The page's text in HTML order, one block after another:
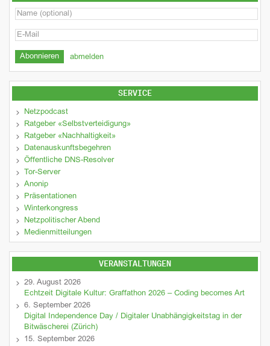
abmelden
SERVICE
Netzpodcast
Ratgeber «Selbstverteidigung»
Ratgeber «Nachhaltigkeit»
Datenauskunftsbegehren
Öffentliche DNS-Resolver
Tor-Server
Anonip
Präsentationen
Winterkongress
Netzpolitischer Abend
Medienmitteilungen
VERANSTALTUNGEN
29. August 2026
Echtzeit Digitale Kultur: Graffathon 2026 – Coding becomes Art
6. September 2026
Digital Independence Day / Digitaler Unabhängigkeitstag in der
Bitwäscherei (Zürich)
15. September 2026